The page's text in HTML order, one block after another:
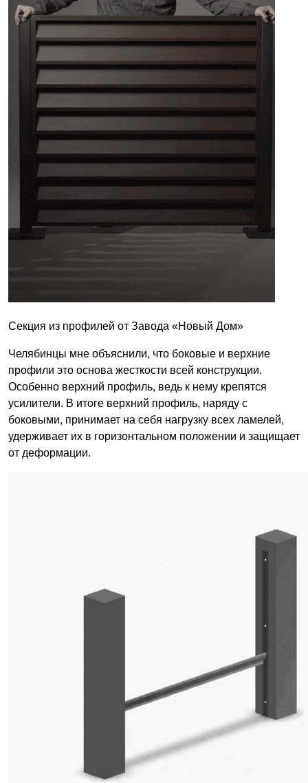
Секция из профилей от Завода «Новый Дом»
Челябинцы мне объяснили, что боковые и верхние
профили это основа жесткости всей конструкции.
Особенно верхний профиль, ведь к нему крепятся
усилители. В итоге верхний профиль, наряду с
боковыми, принимает на себя нагрузку всех ламелей,
удерживает их в горизонтальном положении и защищает
от деформации.